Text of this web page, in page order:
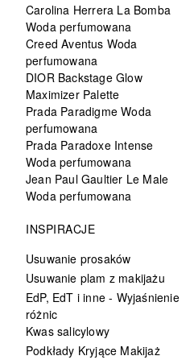
Carolina Herrera La Bomba
Woda perfumowana
Creed Aventus Woda
perfumowana
DIOR Backstage Glow
Maximizer Palette
Prada Paradigme Woda
perfumowana
Prada Paradoxe Intense
Woda perfumowana
Jean Paul Gaultier Le Male
Woda perfumowana
INSPIRACJE
Usuwanie prosaków
Usuwanie plam z makijażu
EdP, EdT i inne - Wyjaśnienie
różnic
Kwas salicylowy
Podkłady Kryjące Makijaż